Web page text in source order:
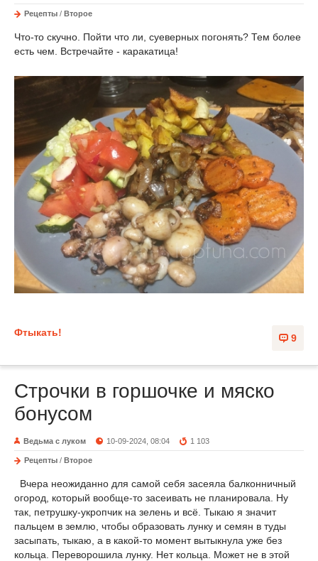
Рецепты / Второе
Что-то скучно. Пойти что ли, суеверных погонять? Тем более
есть чем. Встречайте - каракатица!
9
Фтыкать!
Строчки в горшочке и мяско
бонусом
Ведьма с луком 10-09-2024, 08:04 1 103
Рецепты / Второе
Вчера неожиданно для самой себя засеяла балконничный
огород, который вообще-то засеивать не планировала. Ну
так, петрушку-укропчик на зелень и всё. Тыкаю я значит
пальцем в землю, чтобы образовать лунку и семян в туды
засыпать, тыкаю, а в какой-то момент вытыкнула уже без
кольца. Переворошила лунку. Нет кольца. Может не в этой